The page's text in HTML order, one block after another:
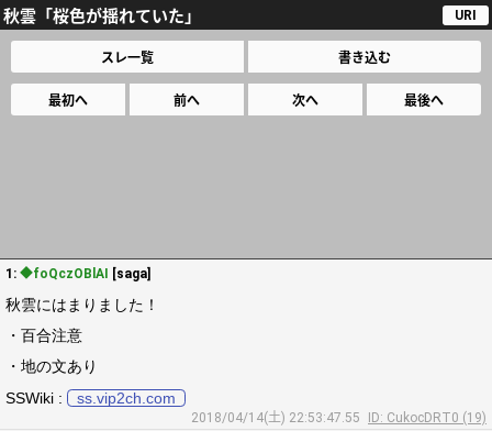
秋雲「桜色が揺れていた」 URI
スレ一覧 書き込む
最初へ 前へ 次へ 最後へ
1: ◆foQczOBlAI [saga]
秋雲にはまりました！
・百合注意
・地の文あり
SSWiki :
ss.vip2ch.com
2018/04/14(土) 22:53:47.55
ID: CukocDRT0 (19)